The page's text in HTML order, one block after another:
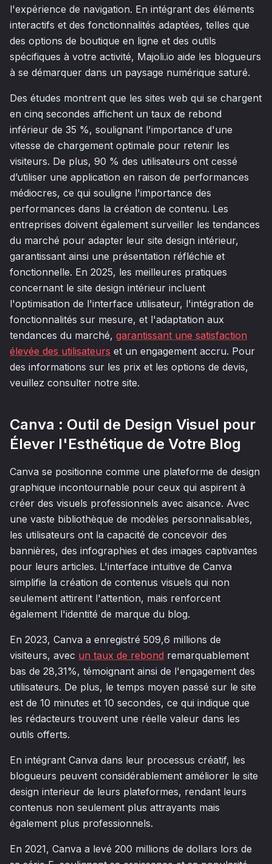
l'expérience de navigation. En intégrant des éléments
interactifs et des fonctionnalités adaptées, telles que
des options de boutique en ligne et des outils
spécifiques à votre activité, Majoli.io aide les blogueurs
à se démarquer dans un paysage numérique saturé.
Des études montrent que les sites web qui se chargent
en cinq secondes affichent un taux de rebond
inférieur de 35 %, soulignant l'importance d'une
vitesse de chargement optimale pour retenir les
visiteurs. De plus, 90 % des utilisateurs ont cessé
d’utiliser une application en raison de performances
médiocres, ce qui souligne l'importance des
performances dans la création de contenu. Les
entreprises doivent également surveiller les tendances
du marché pour adapter leur site design intérieur,
garantissant ainsi une présentation réfléchie et
fonctionnelle. En 2025, les meilleures pratiques
concernant le site design intérieur incluent
l'optimisation de l'interface utilisateur, l'intégration de
fonctionnalités sur mesure, et l'adaptation aux
tendances du marché, garantissant une satisfaction
élevée des utilisateurs et un engagement accru. Pour
des informations sur les prix et les options de devis,
veuillez consulter notre site.
Canva : Outil de Design Visuel pour
Élever l'Esthétique de Votre Blog
Canva se positionne comme une plateforme de design
graphique incontournable pour ceux qui aspirent à
créer des visuels professionnels avec aisance. Avec
une vaste bibliothèque de modèles personnalisables,
les utilisateurs ont la capacité de concevoir des
bannières, des infographies et des images captivantes
pour leurs articles. L'interface intuitive de Canva
simplifie la création de contenus visuels qui non
seulement attirent l'attention, mais renforcent
également l'identité de marque du blog.
En 2023, Canva a enregistré 509,6 millions de
visiteurs, avec un taux de rebond remarquablement
bas de 28,31%, témoignant ainsi de l'engagement des
utilisateurs. De plus, le temps moyen passé sur le site
est de 10 minutes et 10 secondes, ce qui indique que
les rédacteurs trouvent une réelle valeur dans les
outils offerts.
En intégrant Canva dans leur processus créatif, les
blogueurs peuvent considérablement améliorer le site
design interieur de leurs plateformes, rendant leurs
contenus non seulement plus attrayants mais
également plus professionnels.
En 2021, Canva a levé 200 millions de dollars lors de